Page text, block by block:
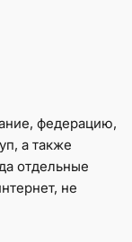
федерацию,
а также
отдельные
не